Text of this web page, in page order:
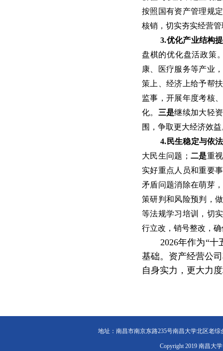
按照国有资产管理规
核销，切实夯实经营
3.优化产业结构
盘棋的优化盘活政策
康、医疗服务等产业
策上、经济上给予帮
监事，开展年度考核
化。 三是继续加大轻
围，争取更大经济效益
4.民生稳定与依
大民生问题； 二是重
实好重点人员和重要
矛盾问题消除在萌芽
策研判和风险预判，
等法规学习培训，切
行立改，销号整改，
2026年作为“
基础。资产经营公
自身实力，更大力
地址：南昌市南京东路235号南昌大学北区老综
Copyright 2019 南昌大